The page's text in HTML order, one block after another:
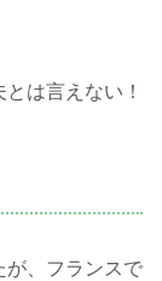
は言えない！
が、フランスで